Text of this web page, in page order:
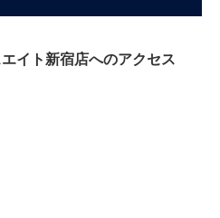
イト新宿店へのアクセス